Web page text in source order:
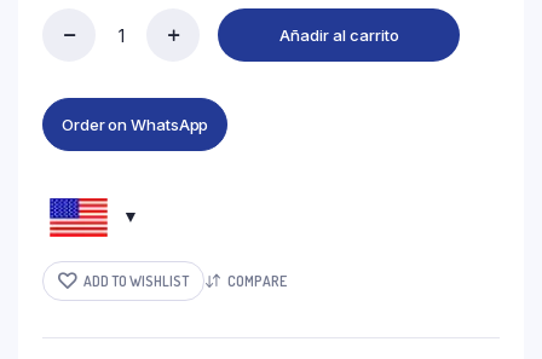
Añadir al carrito
Order on WhatsApp
ADD TO WISHLIST COMPARE